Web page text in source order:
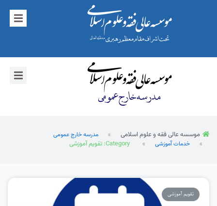
موسسه عالی فقه و علوم اسلامی
مدرسه خارج عمومی
خدمات آموزشی
Category: تقویم آموزشی
تقویم آموزشی